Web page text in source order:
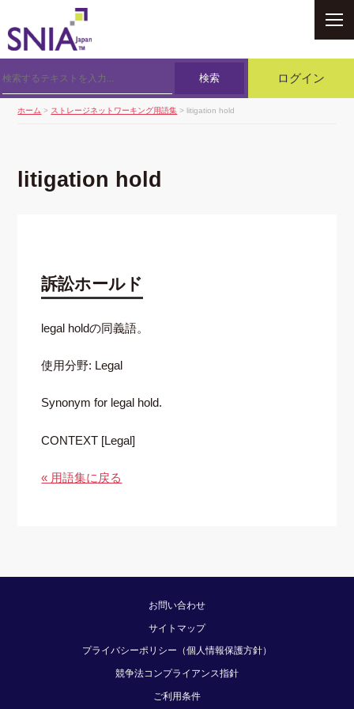
検索 ログイン
ホーム > ストレージネットワーキング用語集 > litigation hold
litigation hold
訴訟ホールド
legal holdの同義語。
使用分野: Legal
Synonym for legal hold.
CONTEXT [Legal]
« 用語集に戻る
お問い合わせ
サイトマップ
プライバシーポリシー（個人情報保護方針）
競争法コンプライアンス指針
ご利用条件